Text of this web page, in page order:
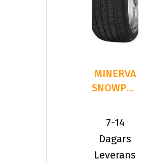
MINERVA
SNOWPOWER
245/35R19
93 V XL
7-14
Dagars
Leverans